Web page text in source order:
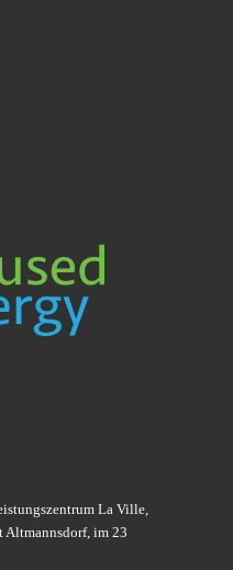
La Ville,
Altmannsdorf, im 23